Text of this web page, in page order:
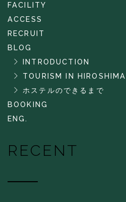
FACILITY
ACCESS
RECRUIT
BLOG
INTRODUCTION
TOURISM IN HIROSHIMA
ホステルのできるまで
BOOKING
ENG.
RECENT